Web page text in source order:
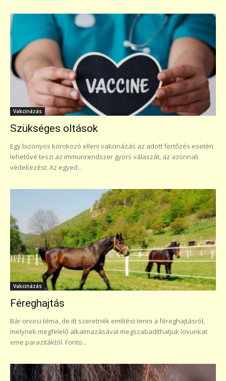
Vakcinázás
Szükséges oltások
Egy bizonyos kórokozó elleni vakcinázás az adott fertőzés esetén
lehetővé teszi az immunrendszer gyors válaszát, az azonnali
védekezést. Az egyed...
Vakcinázás
Féreghajtás
Bár orvosi téma, de itt szeretnék említést tenni a féreghajtásról,
melynek megfelelő alkalmazásával megszabadíthatjuk lovunkat
eme parazitáktól. Fonto...